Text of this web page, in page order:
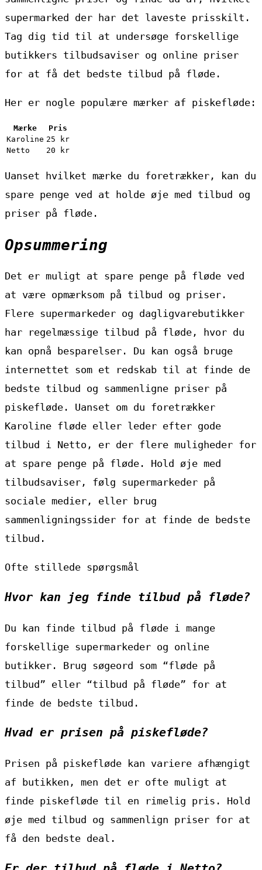
supermarked der har det laveste prisskilt.
Tag dig tid til at undersøge forskellige
butikkers tilbudsaviser og online priser
for at få det bedste tilbud på fløde.
Her er nogle populære mærker af piskefløde:
Mærke
Pris
Karoline 25 kr
Netto
20 kr
Uanset hvilket mærke du foretrækker, kan du
spare penge ved at holde øje med tilbud og
priser på fløde.
Opsummering
Det er muligt at spare penge på fløde ved
at være opmærksom på tilbud og priser.
Flere supermarkeder og dagligvarebutikker
har regelmæssige tilbud på fløde, hvor du
kan opnå besparelser. Du kan også bruge
internettet som et redskab til at finde de
bedste tilbud og sammenligne priser på
piskefløde. Uanset om du foretrækker
Karoline fløde eller leder efter gode
tilbud i Netto, er der flere muligheder for
at spare penge på fløde. Hold øje med
tilbudsaviser, følg supermarkeder på
sociale medier, eller brug
sammenligningssider for at finde de bedste
tilbud.
Ofte stillede spørgsmål
Hvor kan jeg finde tilbud på fløde?
Du kan finde tilbud på fløde i mange
forskellige supermarkeder og online
butikker. Brug søgeord som “fløde på
tilbud” eller “tilbud på fløde” for at
finde de bedste tilbud.
Hvad er prisen på piskefløde?
Prisen på piskefløde kan variere afhængigt
af butikken, men det er ofte muligt at
finde piskefløde til en rimelig pris. Hold
øje med tilbud og sammenlign priser for at
få den bedste deal.